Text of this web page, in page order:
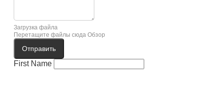
Загрузка файла
Перетащите файлы сюда Обзор
Отправить
First Name